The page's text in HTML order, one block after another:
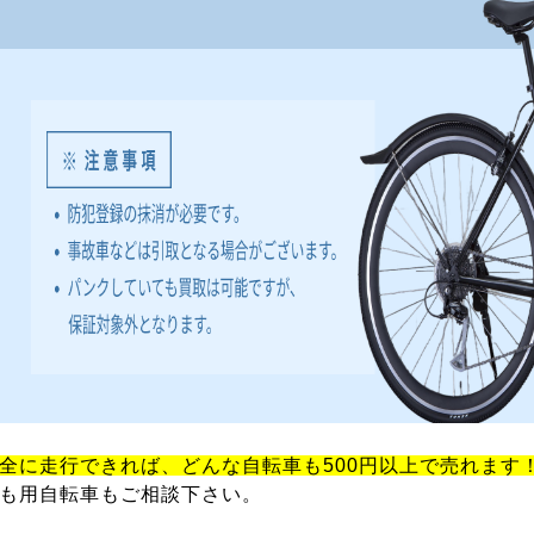
に走行できれば、どんな自転車も500円以上で売れます
用自転車もご相談下さい。